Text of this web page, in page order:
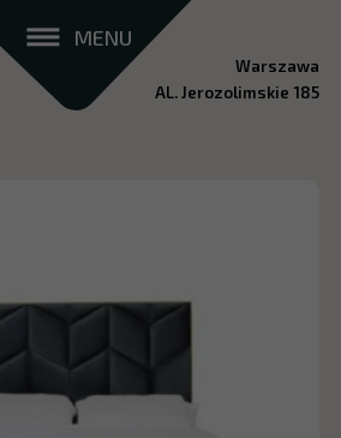
MENU
Warszawa
AL. Jerozolimskie 185